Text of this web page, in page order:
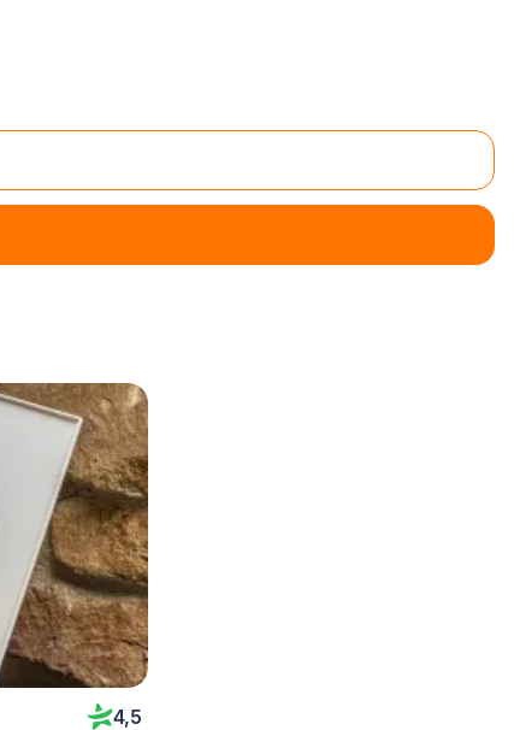
4,5